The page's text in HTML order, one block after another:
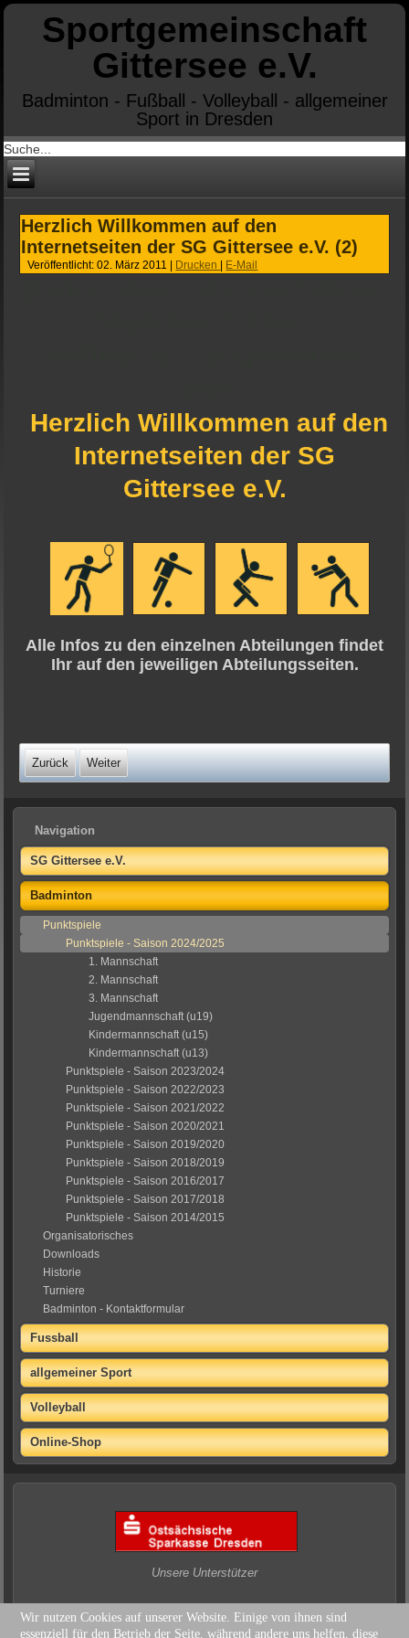
Sportgemeinschaft
Gittersee e.V.
Badminton - Fußball - Volleyball - allgemeiner
Sport in Dresden
Herzlich Willkommen auf den
Internetseiten der SG Gittersee e.V. (2)
Veröffentlicht: 02. März 2011 | Drucken | E-Mail
Herzlich Willkommen auf den
Internetseiten der SG
Gittersee e.V.
Alle Infos zu den einzelnen Abteilungen findet
Ihr auf den jeweiligen Abteilungsseiten.
Zurück Weiter
Navigation
SG Gittersee e.V.
Badminton
Punktspiele
Punktspiele - Saison 2024/2025
1. Mannschaft
2. Mannschaft
3. Mannschaft
Jugendmannschaft (u19)
Kindermannschaft (u15)
Kindermannschaft (u13)
Punktspiele - Saison 2023/2024
Punktspiele - Saison 2022/2023
Punktspiele - Saison 2021/2022
Punktspiele - Saison 2020/2021
Punktspiele - Saison 2019/2020
Punktspiele - Saison 2018/2019
Punktspiele - Saison 2016/2017
Punktspiele - Saison 2017/2018
Punktspiele - Saison 2014/2015
Organisatorisches
Downloads
Historie
Turniere
Badminton - Kontaktformular
Fussball
allgemeiner Sport
Volleyball
Online-Shop
Unsere Unterstützer
Wir nutzen Cookies auf unserer Website. Einige von ihnen sind
essenziell für den Betrieb der Seite, während andere uns helfen, diese